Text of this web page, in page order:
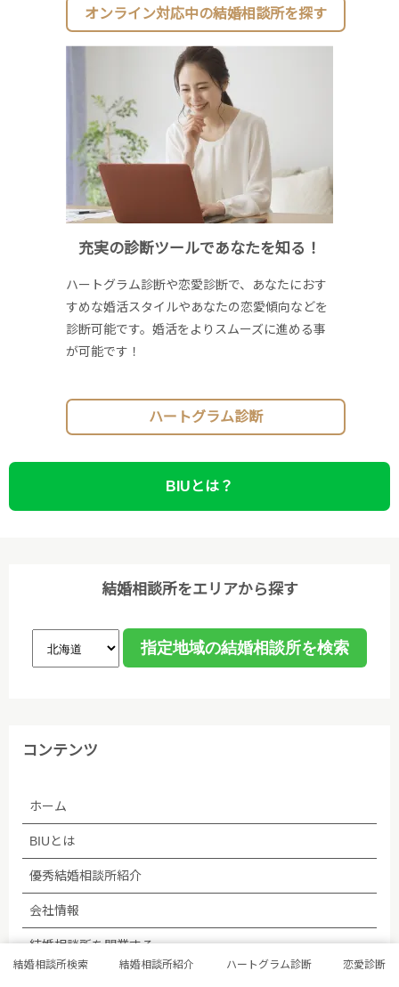
オンライン対応中の結婚相談所を探す
充実の診断ツールであなたを知る！
ハートグラム診断や恋愛診断で、あなたにおす
すめな婚活スタイルやあなたの恋愛傾向などを
診断可能です。婚活をよりスムーズに進める事
が可能です！
ハートグラム診断
BIUとは？
結婚相談所検索 結婚相談所紹介 ハートグラム診断 恋愛診断
結婚相談所をエリアから探す
コンテンツ
ホーム
BIUとは
優秀結婚相談所紹介
会社情報
結婚相談所を開業する